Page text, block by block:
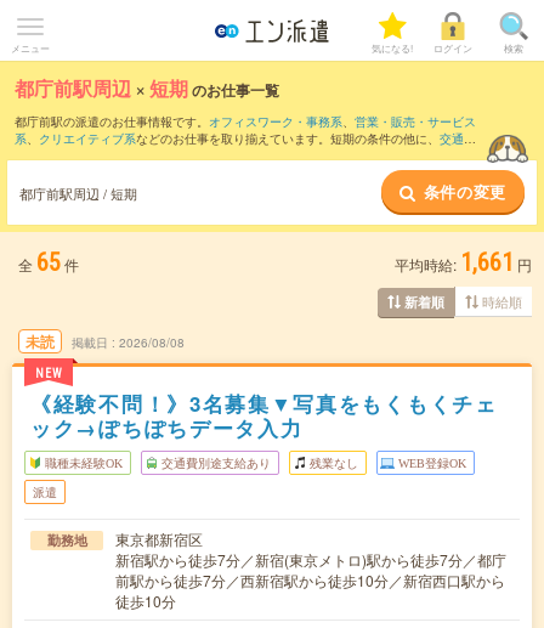
メニュー 気になる! ログイン 検索
都庁前駅周辺 ×短期のお仕事一覧
都庁前駅の派遣のお仕事情報です。 オフィスワーク・事務系、 営業・販売・サービス
系、 クリエイティブ系などのお仕事を取り揃えています。短期の条件の他に、 交通費
都庁前駅周辺 / 短期 条件の変更
全 65件 平均時給: 1,661 円
新着順 時給順
未読
NEW
掲載日 2026/08/08
《経験不問！》3名募集▼写真をもくもくチェ
ック→ぽちぽちデータ入力
職種未経験OK 交通費別途支給あり 残業なし WEB登録OK
派遣
勤務地
東京都新宿区
新宿駅から徒歩7分／新宿(東京メトロ)駅から徒歩7分／都庁
前駅から徒歩7分／西新宿駅から徒歩10分／新宿西口駅から
徒歩10分